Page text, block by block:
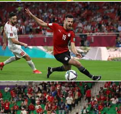
الكرة الإفريقية
منتخب مصر
سعودي في الجول
الدوري الإنجليزي